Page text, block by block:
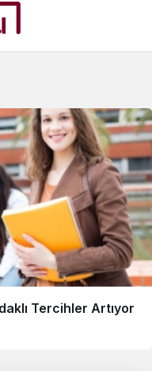
Tercihler Artıyor